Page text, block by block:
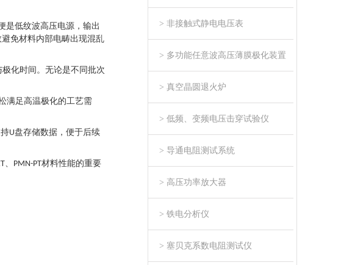
是低纹波高压电源，输出
免材料内部电畴出现混乱
化时间。无论是不同批次
满足高温极化的工艺需
U盘存储数据，便于后续
、 PMN-PT材料性能的重要
> 非接触式静电电压表
> 多功能任意波高压薄膜极化装置
> 真空晶圆退火炉
> 低频、变频电压击穿试验仪
> 导通电阻测试系统
> 高压功率放大器
> 铁电分析仪
> 塞贝克系数电阻测试仪